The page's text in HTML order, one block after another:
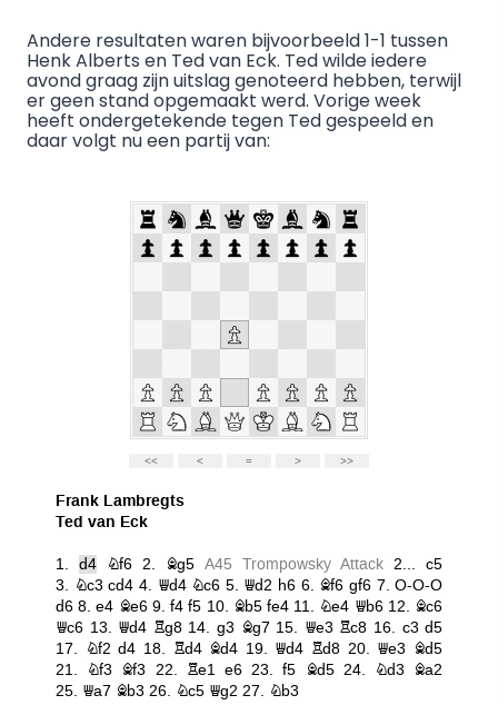
Andere resultaten waren bijvoorbeeld 1-1 tussen
Henk Alberts en Ted van Eck. Ted wilde iedere
avond graag zijn uitslag genoteerd hebben, terwijl
er geen stand opgemaakt werd. Vorige week
heeft ondergetekende tegen Ted gespeeld en
daar volgt nu een partij van: